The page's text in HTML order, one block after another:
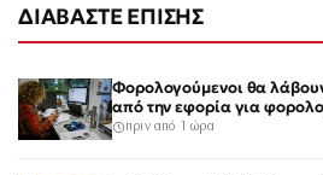
ΔΙΑΒΑΣΤΕ ΕΠΙΣΗΣ
Φορολογούμενοι θα
από την εφορία για
πριν από 1 ώρα